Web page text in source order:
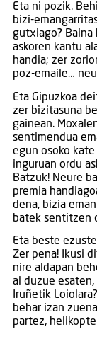
Eta ni pozik.
bizi-
gutxiago? Baina
askoren kantu
handia; zer
poz-emaile…
Eta Gipuzkoa
zer bizitasuna
gainean.
sentimendua
egun osoko
inguruan ordu
Batzuk! Neure
premia
dena, bizia
batek sentitzen
Eta beste
Zer pena! Ikusi
nire aldapan
al duzue
Iruñetik
behar izan
partez,